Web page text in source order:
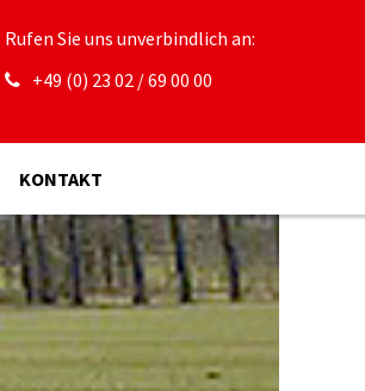
Rufen Sie uns unverbindlich an:
+49 (0) 23 02 / 69 00 00
KONTAKT